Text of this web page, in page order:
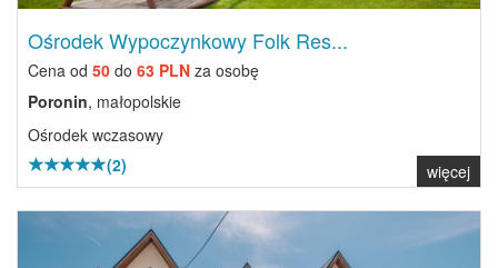
Ośrodek Wypoczynkowy Folk Res...
Cena od 50 do 63 PLN za osobę
Poronin, małopolskie
Ośrodek wczasowy
(2)
więcej
Previous Next